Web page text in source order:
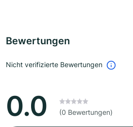
Bewertungen
Nicht verifizierte Bewertungen
0.0 (0 Bewertungen)